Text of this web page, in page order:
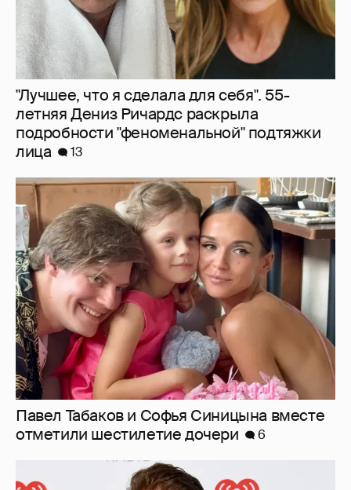
Павел Табаков и Софья Синицына вместе
отметили шестилетие дочери
6